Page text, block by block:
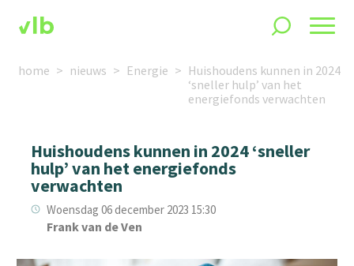
home nieuws Energie
Huishoudens kunnen in 2024
‘sneller hulp’ van het
energiefonds verwachten
Huishoudens kunnen in 2024 ‘sneller
hulp’ van het energiefonds
verwachten
Woensdag 06 december 2023 15:30
Frank van de Ven